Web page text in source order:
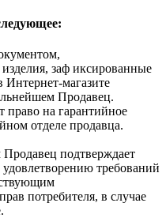
заф иксированные
магазите
Продавец.
право на гарантийное
отделе продавца.
подтверждает
удовлетворению требований
потребителя, в случае